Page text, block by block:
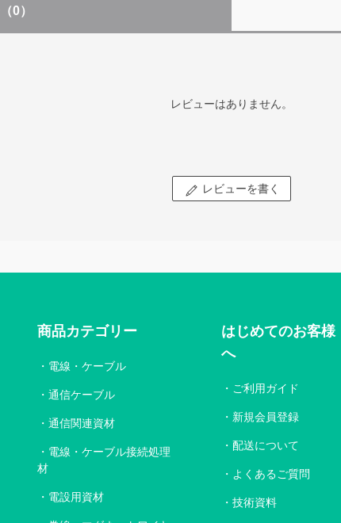
（0）
レビューはありません。
レビューを書く
商品カテゴリー
電線・ケーブル
通信ケーブル
通信関連資材
電線・ケーブル接続処理
材
電設用資材
はじめてのお客様
へ
ご利用ガイド
新規会員登録
配送について
よくあるご質問
技術資料